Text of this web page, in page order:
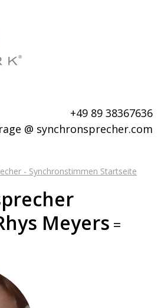
+49 89 38367636
@ synchronsprecher.com
- Synchronstimmen Startseite
Meyers =